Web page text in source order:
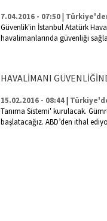
7.04.2016 - 07:50|
Güvenlik'in İstanbul Atatürk
havalimanlarında güvenliği
HAVALİMANI
15.02.2016 - 08:44|
Tanıma Sistemi' kurulacak.
başlatacağız. ABD’den ithal